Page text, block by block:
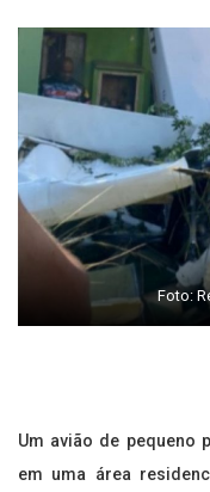
Foto:
Um avião de pequeno
em uma área